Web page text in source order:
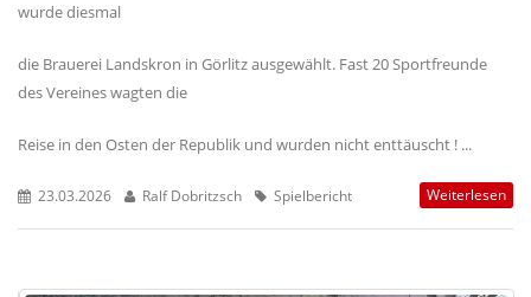
wurde diesmal
die Brauerei Landskron in Görlitz ausgewählt. Fast 20 Sportfreunde
des Vereines wagten die
Reise in den Osten der Republik und wurden nicht enttäuscht ! ...
23.03.2026 Ralf Dobritzsch Spielbericht Weiterlesen